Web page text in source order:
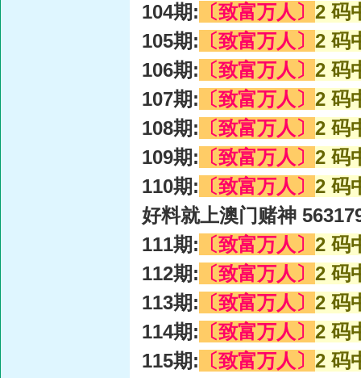
104期: 〔致富万人〕 2 码
105期: 〔致富万人〕 2 码
106期: 〔致富万人〕 2 码
107期: 〔致富万人〕 2 码
108期: 〔致富万人〕 2 码
109期: 〔致富万人〕 2 码
110期: 〔致富万人〕 2 码
好料就上澳门赌神
111期: 〔致富万人〕 2 码
112期: 〔致富万人〕 2 码
113期: 〔致富万人〕 2 码
114期: 〔致富万人〕 2 码
115期: 〔致富万人〕 2 码